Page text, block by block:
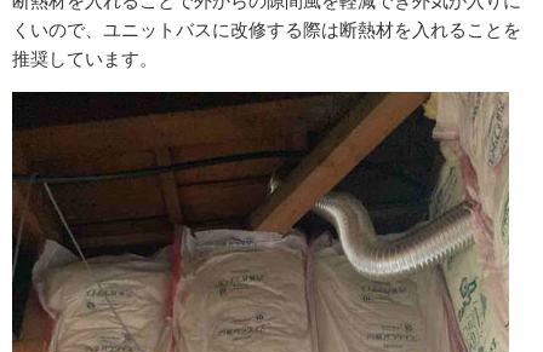
くいので、ユニットバスに改修する際は断熱材を入れることを
推奨しています。